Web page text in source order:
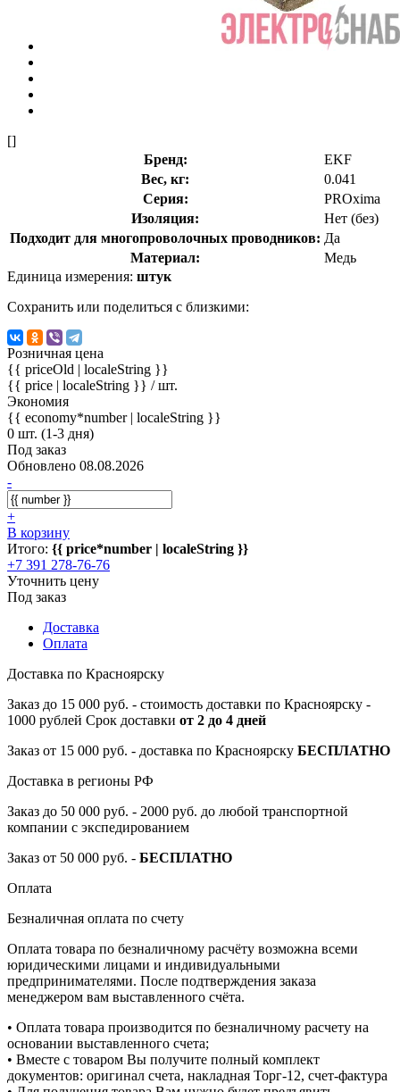
[]
Бренд:
EKF
Вес, кг:
0.041
Серия:
PROxima
Изоляция:
Нет (без)
Подходит для многопроволочных проводников: Да
Материал:
Медь
Единица измерения: штук
Сохранить или поделиться с близкими:
Розничная цена
{{ priceOld | localeString }}
{{ price | localeString }} / шт.
Экономия
{{ economy*number | localeString }}
0 шт. (1-3 дня)
Под заказ
Обновлено 08.08.2026
-
+
В корзину
Итого: {{ price*number | localeString }}
+7 391 278-76-76
Уточнить цену
Под заказ
Доставка
Оплата
Доставка по Красноярску
Заказ до 15 000 руб. - стоимость доставки по Красноярску -
1000 рублей Срок доставки от 2 до 4 дней
Заказ от 15 000 руб. - доставка по Красноярску БЕСПЛАТНО
Доставка в регионы РФ
Заказ до 50 000 руб. - 2000 руб. до любой транспортной
компании с экспедированием
Заказ от 50 000 руб. - БЕСПЛАТНО
Оплата
Безналичная оплата по счету
Оплата товара по безналичному расчёту возможна всеми
юридическими лицами и индивидуальными
предпринимателями. После подтверждения заказа
менеджером вам выставленного счёта.
• Оплата товара производится по безналичному расчету на
основании выставленного счета;
• Вместе с товаром Вы получите полный комплект
документов: оригинал счета, накладная Торг-12, счет-фактура